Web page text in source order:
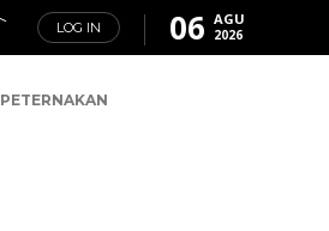
LOG IN 06 AGU
2026
PETERNAKAN